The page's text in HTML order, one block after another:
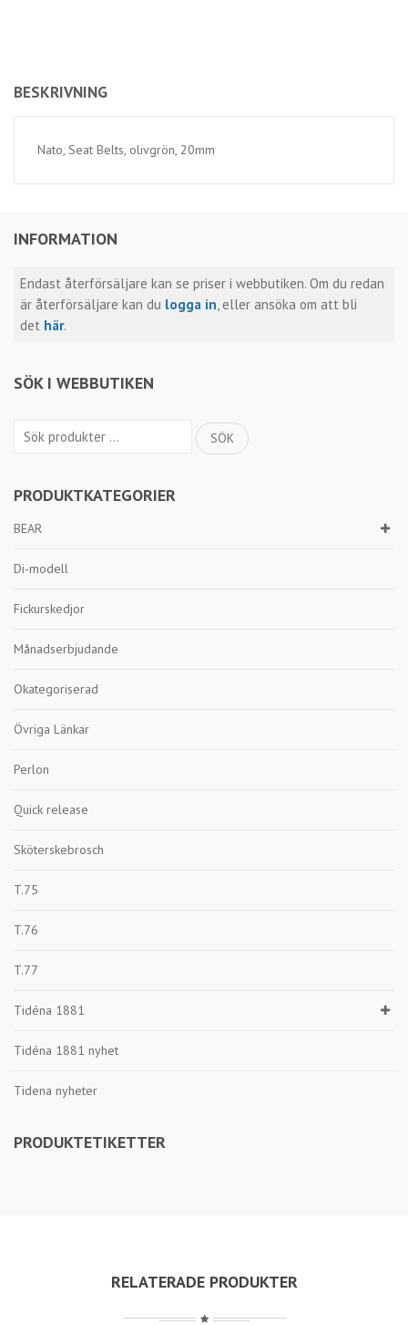
INFORMATION
Endast återförsäljare kan se priser i webbutiken. Om du redan
är återförsäljare kan du logga in, eller ansöka om att bli
det här.
SÖK I WEBBUTIKEN
Sök
SÖK
PRODUKTKATEGORIER
BEAR
Di-modell
Fickurskedjor
Månadserbjudande
Okategoriserad
Övriga Länkar
Perlon
Quick release
Sköterskebrosch
T.75
T.76
T.77
Tidéna 1881
Tidéna 1881 nyhet
Tidena nyheter
PRODUKTETIKETTER
BESKRIVNING
Nato, Seat Belts, olivgrön, 20mm
RELATERADE PRODUKTER